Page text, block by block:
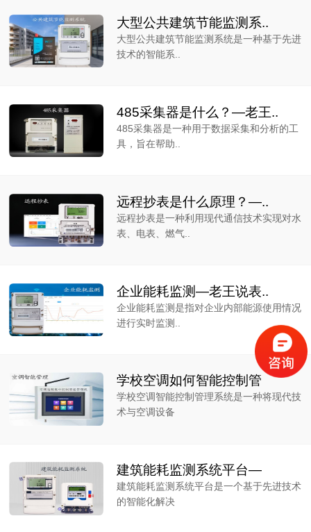
大型公共建筑节能监测系..
大型公共建筑节能监测系统是一种基于先进
技术的智能系..
485采集器是什么？—老王..
485采集器是一种用于数据采集和分析的工
具，旨在帮助..
远程抄表是什么原理？—..
远程抄表是一种利用现代通信技术实现对水
表、电表、燃气..
企业能耗监测—老王说表..
企业能耗监测是指对企业内部能源使用情况
进行实时监测..
学校空调如何智能控制管
学校空调智能控制管理系统是一种将现代技
术与空调设备
建筑能耗监测系统平台—
建筑能耗监测系统平台是一个基于先进技术
的智能化解决